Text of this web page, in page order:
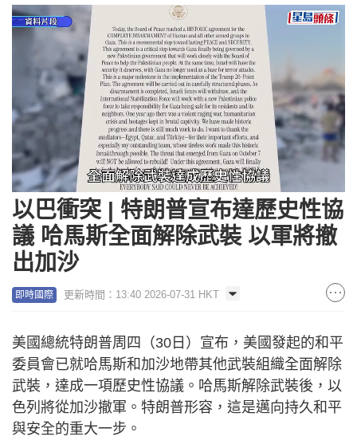
Unmute Loaded:
69.50%
以巴衝突 | 特朗普宣布達歷史性協
議 哈馬斯全面解除武裝 以軍將撤
出加沙
即時國際 更新時間：13:40 2026-07-31 HKT
美國總統特朗普周四（30日）宣布，美國發起的和平
委員會已就哈馬斯和加沙地帶其他武裝組織全面解除
武裝，達成一項歷史性協議。哈馬斯解除武裝後，以
色列將從加沙撤軍。特朗普形容，這是邁向持久和平
與安全的重大一步。